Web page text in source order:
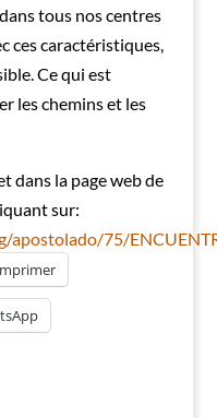
tous nos centres
ces caractéristiques,
Ce qui est
les chemins et les
dans la page web de
sur:
75/